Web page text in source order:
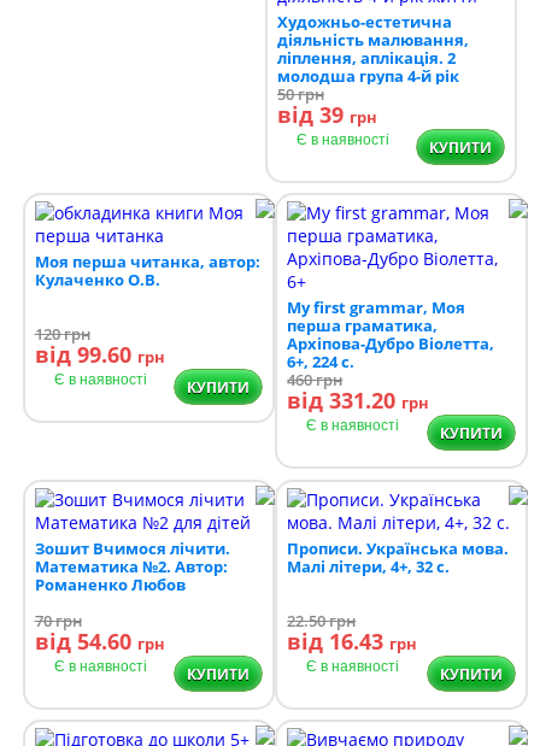
Художньо-естетична
діяльність малювання,
ліплення, аплікація. 2
молодша група 4-й рік
життя
50грн
від 39 грн
Є в наявності КУПИТИ
Моя перша читанка, автор:
Кулаченко О.В.
120грн
від 99.60 грн
Є в наявності КУПИТИ
My first grammar, Моя
перша граматика,
Архіпова-Дубро Віолетта,
6+, 224 с.
460грн
від 331.20 грн
Є в наявності КУПИТИ
Зошит Вчимося лічити.
Математика №2. Автор:
Романенко Любов
70грн
від 54.60 грн
Є в наявності КУПИТИ
Прописи. Українська мова.
Малі літери, 4+, 32 с.
22.50грн
від 16.43 грн
Є в наявності КУПИТИ